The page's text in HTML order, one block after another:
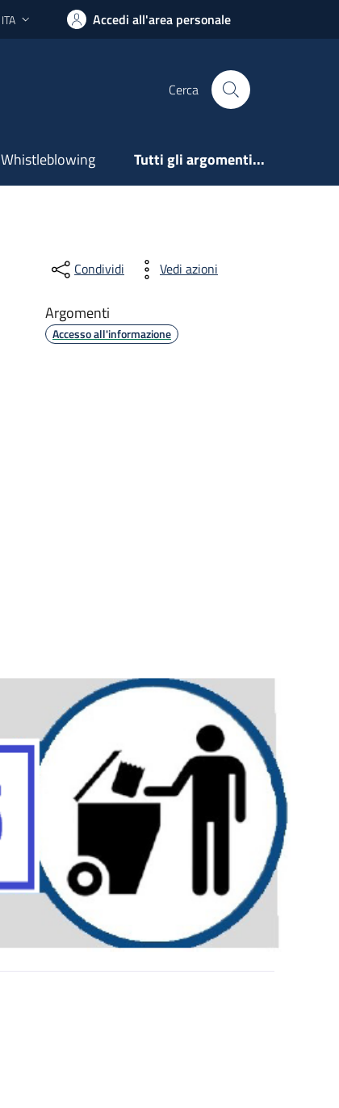
Lingua attiva:
ITA Accedi all'area personale
Cerca
Whistleblowing Tutti gli argomenti...
Condividi Vedi azioni
Argomenti
Accesso all'informazione